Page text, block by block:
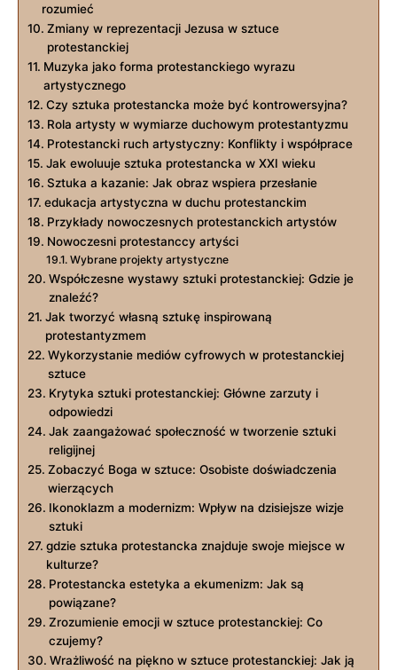
rozumieć
Zmiany w reprezentacji Jezusa w sztuce
protestanckiej
Muzyka jako forma protestanckiego wyrazu
artystycznego
Czy sztuka protestancka może być kontrowersyjna?
Rola artysty w wymiarze duchowym protestantyzmu
Protestancki ruch artystyczny: Konflikty i współprace
Jak ewoluuje sztuka protestancka w XXI wieku
Sztuka a kazanie: Jak obraz wspiera przesłanie
edukacja artystyczna w duchu protestanckim
Przykłady nowoczesnych protestanckich artystów
Nowoczesni protestanccy artyści
Wybrane projekty artystyczne
Współczesne wystawy sztuki protestanckiej: Gdzie je
znaleźć?
Jak tworzyć własną sztukę inspirowaną
protestantyzmem
Wykorzystanie mediów cyfrowych w protestanckiej
sztuce
Krytyka sztuki protestanckiej: Główne zarzuty i
odpowiedzi
Jak zaangażować społeczność w tworzenie sztuki
religijnej
Zobaczyć Boga w sztuce: Osobiste doświadczenia
wierzących
Ikonoklazm a modernizm: Wpływ na dzisiejsze wizje
sztuki
gdzie sztuka protestancka znajduje swoje miejsce w
kulturze?
Protestancka estetyka a ekumenizm: Jak są
powiązane?
Zrozumienie emocji w sztuce protestanckiej: Co
czujemy?
Wrażliwość na piękno w sztuce protestanckiej: Jak ją